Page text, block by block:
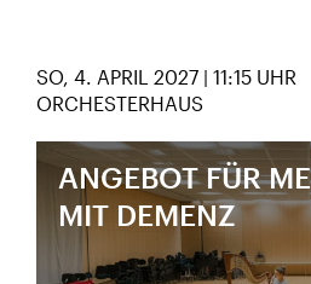
SO, 4. APRIL 2027 | 11:15 UHR
ORCHESTERHAUS
ANGEBOT FÜR
MIT DEMENZ